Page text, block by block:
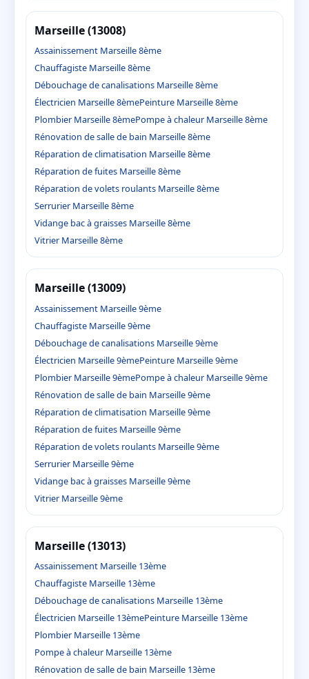
Marseille (13008)
Assainissement Marseille 8ème
Chauffagiste Marseille 8ème
Débouchage de canalisations Marseille 8ème
Électricien Marseille 8èmePeinture Marseille 8ème
Plombier Marseille 8èmePompe à chaleur Marseille 8ème
Rénovation de salle de bain Marseille 8ème
Réparation de climatisation Marseille 8ème
Réparation de fuites Marseille 8ème
Réparation de volets roulants Marseille 8ème
Serrurier Marseille 8ème
Vidange bac à graisses Marseille 8ème
Vitrier Marseille 8ème
Marseille (13009)
Assainissement Marseille 9ème
Chauffagiste Marseille 9ème
Débouchage de canalisations Marseille 9ème
Électricien Marseille 9èmePeinture Marseille 9ème
Plombier Marseille 9èmePompe à chaleur Marseille 9ème
Rénovation de salle de bain Marseille 9ème
Réparation de climatisation Marseille 9ème
Réparation de fuites Marseille 9ème
Réparation de volets roulants Marseille 9ème
Serrurier Marseille 9ème
Vidange bac à graisses Marseille 9ème
Vitrier Marseille 9ème
Marseille (13013)
Assainissement Marseille 13ème
Chauffagiste Marseille 13ème
Débouchage de canalisations Marseille 13ème
Électricien Marseille 13èmePeinture Marseille 13ème
Plombier Marseille 13ème
Pompe à chaleur Marseille 13ème
Rénovation de salle de bain Marseille 13ème